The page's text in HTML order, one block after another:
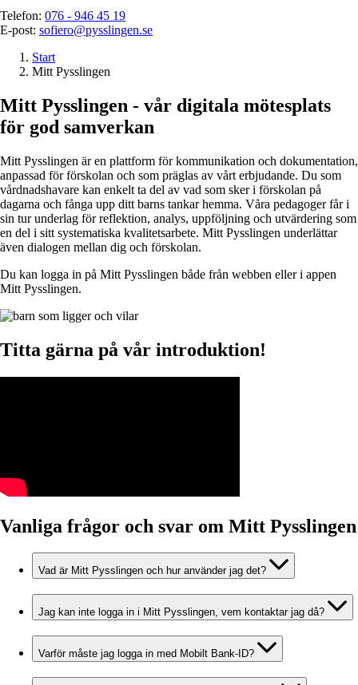
Telefon: 076 - 946 45 19
E-post: sofiero@pysslingen.se
Start
Mitt Pysslingen
Mitt Pysslingen - vår digitala mötesplats
för god samverkan
Mitt Pysslingen är en plattform för kommunikation och dokumentation,
anpassad för förskolan och som präglas av vårt erbjudande. Du som
vårdnadshavare kan enkelt ta del av vad som sker i förskolan på
dagarna och fånga upp ditt barns tankar hemma. Våra pedagoger får i
sin tur underlag för reflektion, analys, uppföljning och utvärdering som
en del i sitt systematiska kvalitetsarbete. Mitt Pysslingen underlättar
även dialogen mellan dig och förskolan.
Du kan logga in på Mitt Pysslingen både från webben eller i appen
Mitt Pysslingen.
Titta gärna på vår introduktion!
Vanliga frågor och svar om Mitt Pysslingen
Vad är Mitt Pysslingen och hur använder jag det?
Jag kan inte logga in i Mitt Pysslingen, vem kontaktar jag då?
Varför måste jag logga in med Mobilt Bank-ID?